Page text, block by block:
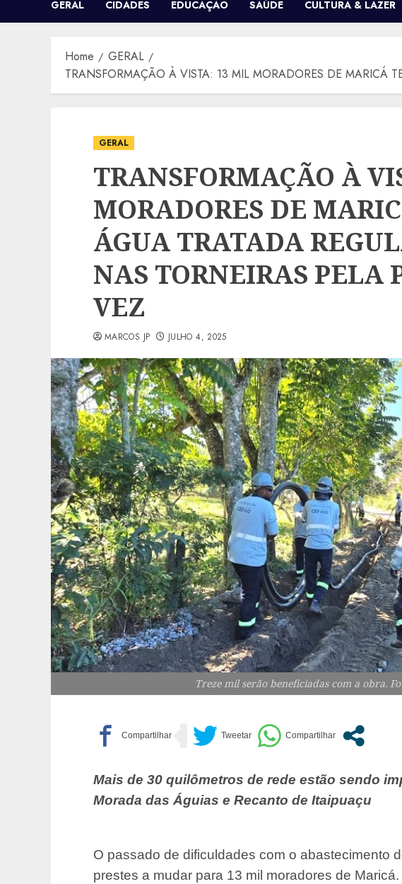
GERAL CIDADES EDUCAÇÃO SAÚDE CULTURA & LAZER
Home
GERAL
TRANSFORMAÇÃO À VISTA: 13 MIL MORADORES DE MARICÁ
GERAL
TRANSFORMAÇÃO À
MORADORES DE
ÁGUA TRATADA
NAS TORNEIRAS PELA
VEZ
MARCOS JP JULHO 4, 2025
Treze mil serão beneficiadas com a obra.
Mais de 30 quilômetros de rede estão sendo
Morada das Águias e Recanto de Itaipuaçu
O passado de dificuldades com o abastecimento
prestes a mudar para 13 mil moradores de